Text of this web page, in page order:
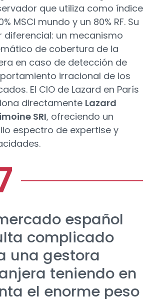
que utiliza como índice
MSCI mundo y un 80% RF. Su
diferencial: un mecanismo
de cobertura de la
en caso de detección de
irracional de los
El CIO de Lazard en París
directamente Lazard
SRI, ofreciendo un
espectro de expertise y
español
complicado
una gestora
teniendo en
el enorme peso